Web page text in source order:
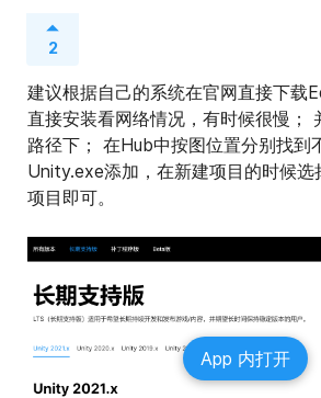
2
建议根据自己的系统在官网直接下载
直接安装看网络情况，有时候很慢；
路径下； 在Hub中按图位置分别找到
Unity.exe添加，在新建项目的时候选
项目即可。
App 内打开